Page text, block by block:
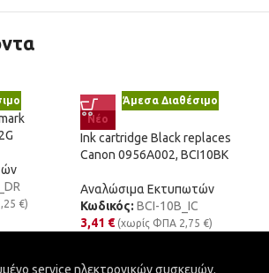
€)
Άμεσα Διαθέσιμο
Νέο
Ink cartridge Black replaces
Canon 0956A002, BCI10BK
Αναλώσιμα Εκτυπωτών
Κωδικός: BCI-10B_IC
3,41 € (χωρίς ΦΠΑ 2,75 €)
service ηλεκτρονικών συσκευών.